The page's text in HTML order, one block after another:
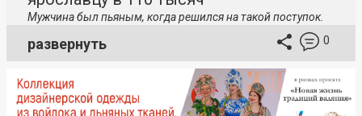
Мужчина был пьяным, когда решился на такой поступок.
развернуть 0